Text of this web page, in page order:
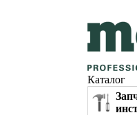
Каталог